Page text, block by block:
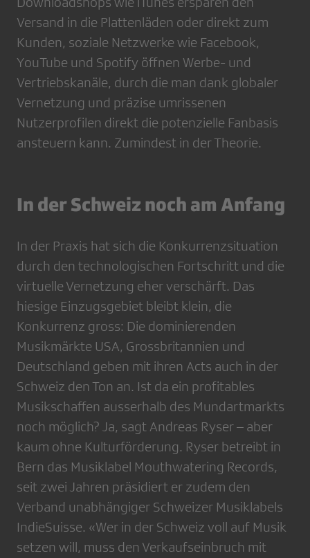
Versand in die Plattenläden oder direkt zum
Kunden, soziale Netzwerke wie Facebook,
YouTube und Spotify öffnen Werbe- und
Vertriebskanäle, durch die man dank globaler
Vernetzung und präzise umrissenen
Nutzerprofilen direkt die potenzielle Fanbasis
ansteuern kann. Zumindest in der Theorie.
In der Schweiz noch am Anfang
In der Praxis hat sich die Konkurrenz­­situation
durch den technologischen Fortschritt und die
virtuelle Vernetzung eher verschärft. Das
hiesige Einzugsgebiet bleibt klein, die
Konkurrenz gross: Die ­dominierenden
Musikmärkte USA, ­Grossbritannien und
Deutschland geben mit ihren Acts auch in der
Schweiz den Ton an. Ist da ein profitables
Musikschaffen ausserhalb des Mundartmarkts
noch möglich? Ja, sagt Andreas Ryser – aber
kaum ohne Kulturförderung. Ryser betreibt in
Bern das Musiklabel Mouthwatering Records,
seit zwei Jahren präsidiert er zudem den
Verband unabhängiger Schweizer Musik­labels
IndieSuisse. «Wer in der Schweiz voll auf Musik
setzen will, muss den Verkaufseinbruch mit